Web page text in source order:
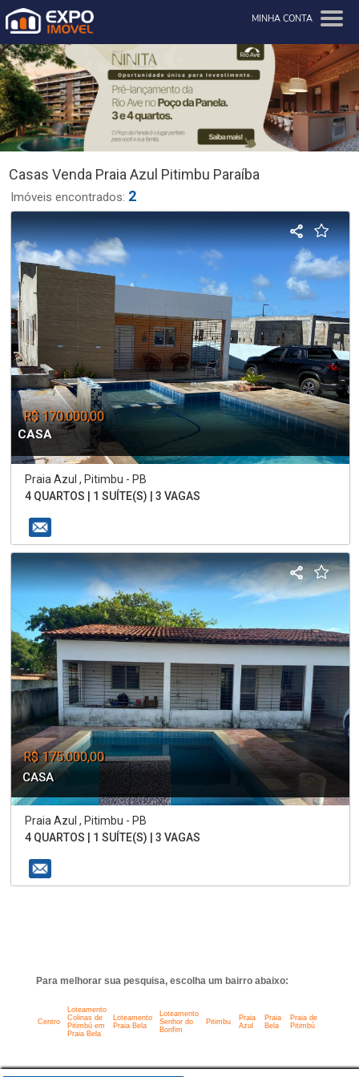
MINHA CONTA
Casas Venda Praia Azul Pitimbu Paraíba
Imóveis encontrados: 2
R$ 170.000,00
CASA
Praia Azul , Pitimbu - PB
4 QUARTOS | 1 SUÍTE(S) | 3 VAGAS
R$ 175.000,00
CASA
Praia Azul , Pitimbu - PB
4 QUARTOS | 1 SUÍTE(S) | 3 VAGAS
Para melhorar sua pesquisa, escolha um bairro abaixo:
Centro
Loteamento
Colinas de
Pitimbú em
Praia Bela
Loteamento
Praia Bela
Loteamento
Senhor do
Bonfim
Pitimbu
Praia
Azul
Praia
Bela
Praia de
Pitimbú